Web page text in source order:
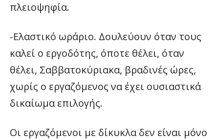
πλειοψηφία.
-Ελαστικό ωράριο. Δουλεύουν όταν τους
καλεί ο εργοδότης, όποτε θέλει, όταν
θέλει, Σαββατοκύριακα, βραδινές ώρες,
χωρίς ο εργαζόμενος να έχει ουσιαστικά
δικαίωμα επιλογής.
Οι εργαζόμενοι με δίκυκλα δεν είναι μόνο